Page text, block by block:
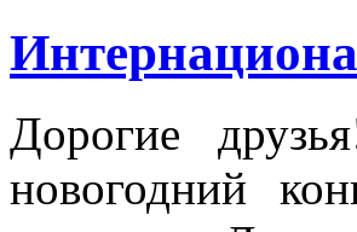
Дорогие
новогодний